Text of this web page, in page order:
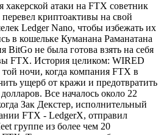
атаки на FTX советник
криптоактивы на свой
Ledger Nano, чтобы избежать их
в кошельке Куманана Раманатана
BitGo не была готова взять на себя
FTX. История целиком: WIRED
той ночи, когда компания FTX в
ущерб от кражи и предотвратить
Все началось около 22
Зак Декстер, исполнительный
FTX - LedgerX, отправил
группе из более чем 20